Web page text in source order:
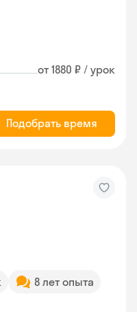
от 1880 ₽ / урок
Подобрать время
8 лет опыта